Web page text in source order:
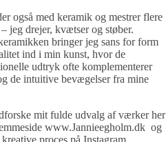
også med keramik og mestrer flere
jeg drejer, kvætser og støber.
bringer jeg sans for form
ind i min kunst, hvor de
udtryk ofte komplementerer
de intuitive bevægelser fra mine
mit fulde udvalg af værker her
www.Jannieegholm.dk og
proces på Instagram